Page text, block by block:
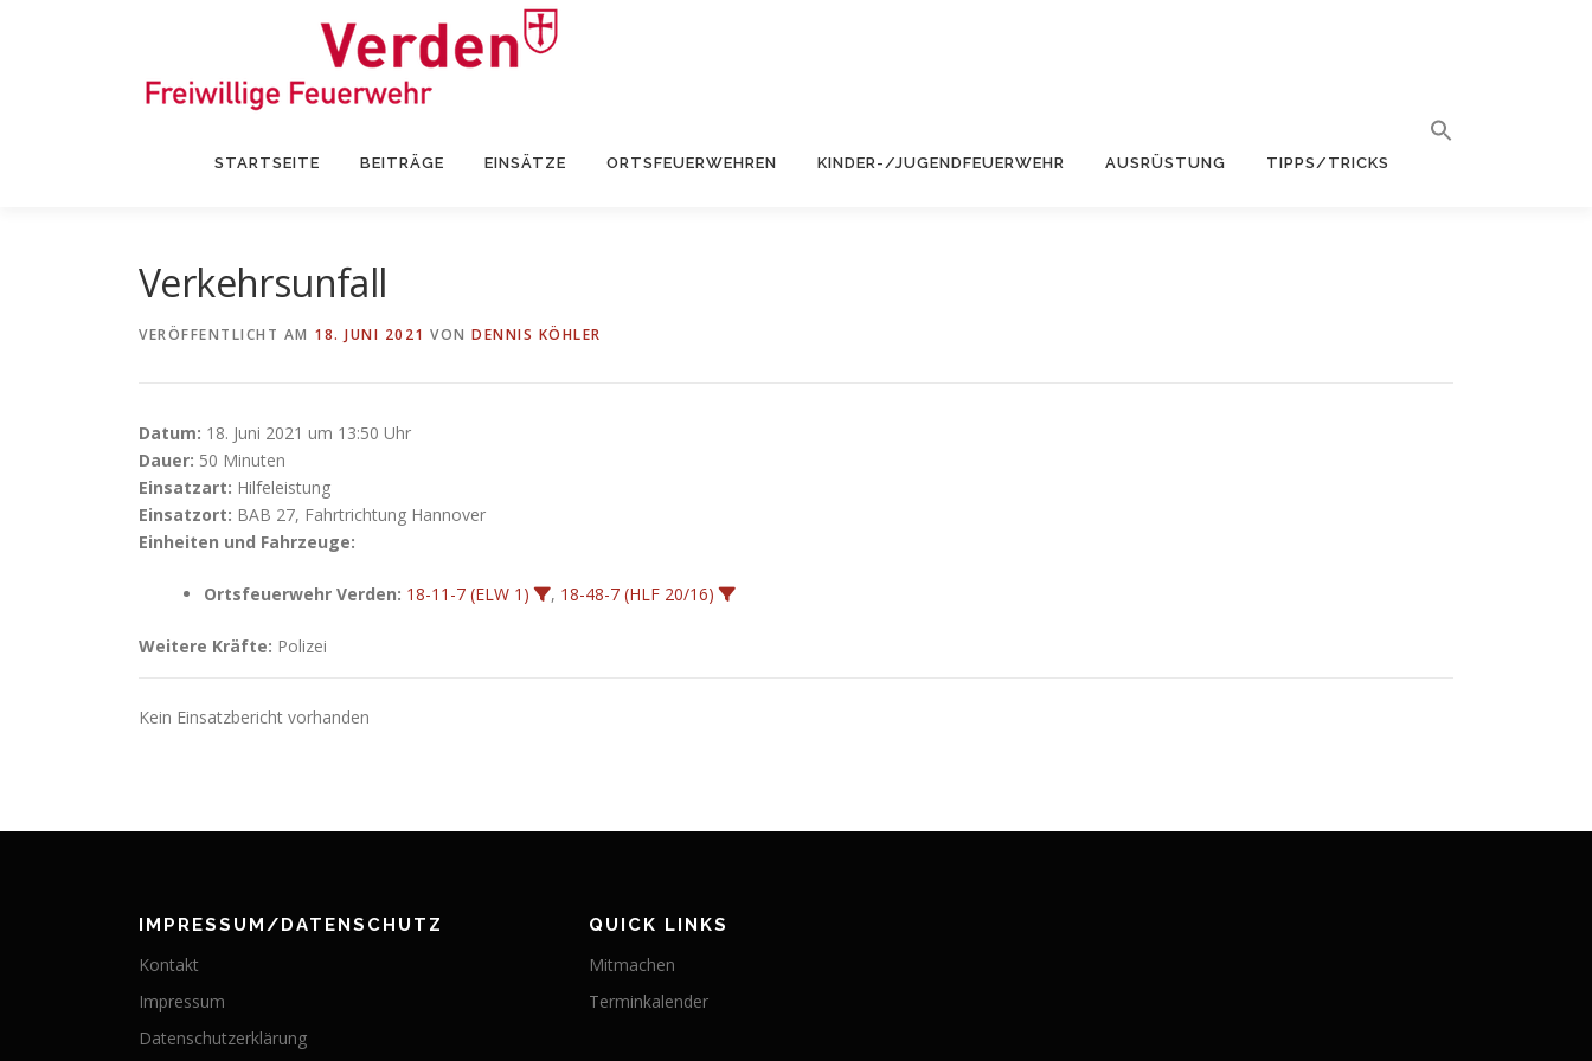
STARTSEITE BEITRÄGE EINSÄTZE ORTSFEUERWEHREN KINDER-/JUGENDFEUERWEHR AUSRÜSTUNG TIPPS/TRICKS
Verkehrsunfall
VERÖFFENTLICHT AM 18. JUNI 2021 VON DENNIS KÖHLER
Datum: 18. Juni 2021 um 13:50 Uhr
Dauer: 50 Minuten
Einsatzart: Hilfeleistung
Einsatzort: BAB 27, Fahrtrichtung Hannover
Einheiten und Fahrzeuge:
Ortsfeuerwehr Verden: 18-11-7 (ELW 1) , 18-48-7 (HLF 20/16)
Weitere Kräfte: Polizei
Kein Einsatzbericht vorhanden
IMPRESSUM/DATENSCHUTZ
Kontakt
Impressum
Datenschutzerklärung
QUICK LINKS
Mitmachen
Terminkalender